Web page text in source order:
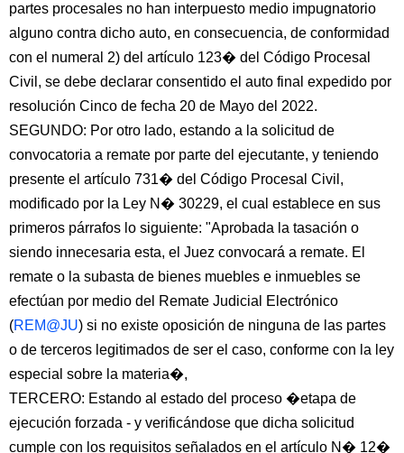
partes procesales no han interpuesto medio impugnatorio
alguno contra dicho auto, en consecuencia, de conformidad
con el numeral 2) del artículo 123� del Código Procesal
Civil, se debe declarar consentido el auto final expedido por
resolución Cinco de fecha 20 de Mayo del 2022.
SEGUNDO: Por otro lado, estando a la solicitud de
convocatoria a remate por parte del ejecutante, y teniendo
presente el artículo 731� del Código Procesal Civil,
modificado por la Ley N� 30229, el cual establece en sus
primeros párrafos lo siguiente: "Aprobada la tasación o
siendo innecesaria esta, el Juez convocará a remate. El
remate o la subasta de bienes muebles e inmuebles se
efectúan por medio del Remate Judicial Electrónico
(REM@JU) si no existe oposición de ninguna de las partes
o de terceros legitimados de ser el caso, conforme con la ley
especial sobre la materia�,
TERCERO: Estando al estado del proceso �etapa de
ejecución forzada - y verificándose que dicha solicitud
cumple con los requisitos señalados en el artículo N� 12�